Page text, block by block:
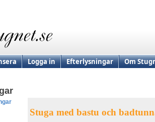
Logga in Efterlysningar Om
Stuga med bastu och